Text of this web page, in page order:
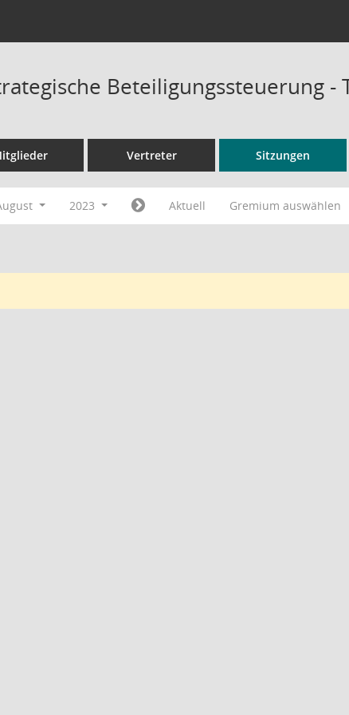
Beteiligungssteuerung -
Vertreter Sitzungen
2023 Aktuell Gremium auswählen